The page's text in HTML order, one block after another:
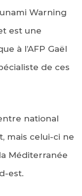
Warning
est une
à l’AFP Gaël
de ces
national
mais celui-ci ne
Méditerranée
est.